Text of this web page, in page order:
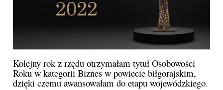
Kolejny rok z rzędu otrzymałam tytuł Osobowości
Roku w kategorii Biznes w powiecie biłgorajskim,
dzięki czemu awansowałam do etapu wojewódzkiego.